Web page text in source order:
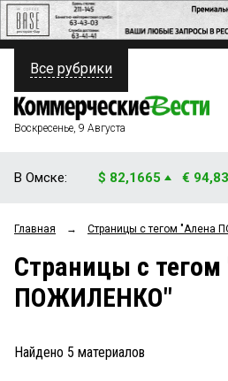
ПОЛИТИКА
ФИНАНСЫ
ОБЩЕСТВО
ЗАКОН
ПРОИСШЕСТВИЯ
Все рубрики
Воскресенье, 9 Августа
В Омске: $ 82,1665 €
Главная → Страницы c тегом "Алена
Страницы c
ПОЖИЛЕНКО"
Найдено 5 материалов